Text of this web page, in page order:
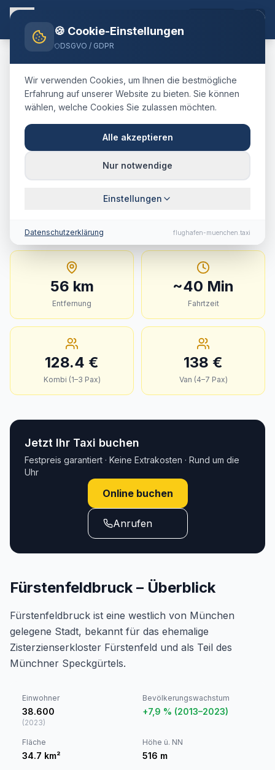
Home Blog TaxiFürstenfeldbruckMünchen Airport
🇩🇪 Deutschland Landkreis Fürstenfeldbruck
TaxiFürstenfeldbruck→
Flughafen München
Festpreis, Fahrtdauer &
Tipps
56 km
Entfernung
~40 Min
Fahrtzeit
128.4 €
Kombi (1–3 Pax)
138 €
Van (4–7 Pax)
Jetzt Ihr Taxi buchen
Festpreis garantiert · Keine Extrakosten · Rund um die
Uhr
Online buchen
Anrufen
Fürstenfeldbruck – Überblick
Fürstenfeldbruck ist eine westlich von München
gelegene Stadt, bekannt für das ehemalige
Zisterzienserkloster Fürstenfeld und als Teil des
Münchner Speckgürtels.
Einwohner
38.600
(2023)
Bevölkerungswachstum
+7,9 % (2013–2023)
Fläche
34.7 km²
Höhe ü. NN
516 m
🍪 Cookie-Einstellungen
DSGVO / GDPR
Wir verwenden Cookies, um Ihnen die bestmögliche
Erfahrung auf unserer Website zu bieten. Sie können
wählen, welche Cookies Sie zulassen möchten.
Alle akzeptieren
Nur notwendige
Einstellungen
Datenschutzerklärung flughafen-muenchen.taxi